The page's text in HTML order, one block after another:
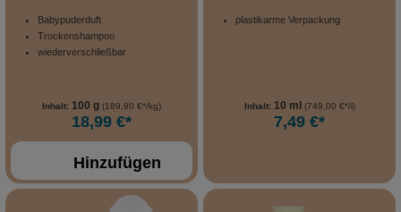
Babypuderduft
Trockenshampoo
wiederverschließbar
Inhalt: 100 g (189,90 €*/kg)
18,99 €*
Hinzufügen
plastikarme Verpackung
Inhalt: 10 ml (749,00 €*/l)
7,49 €*